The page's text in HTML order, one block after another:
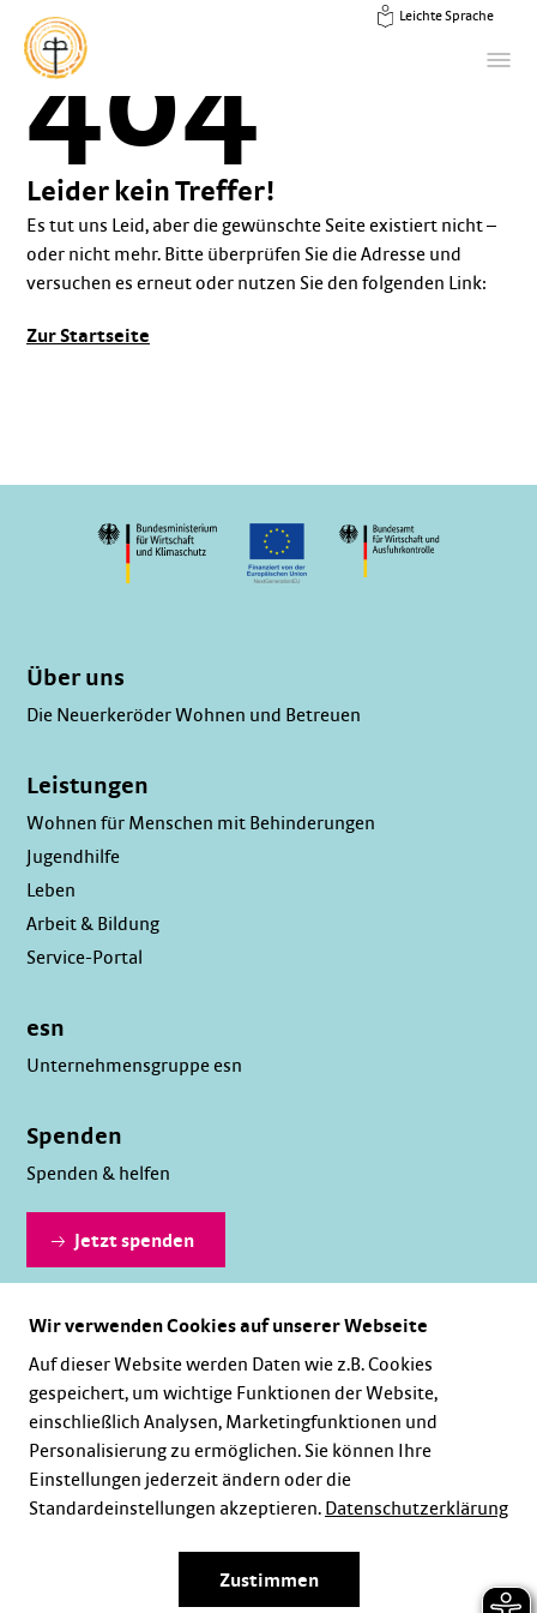
Leichte Sprache
404
Leider kein Treffer!
Es tut uns Leid, aber die gewünschte Seite existiert nicht –
oder nicht mehr. Bitte überprüfen Sie die Adresse und
versuchen es erneut oder nutzen Sie den folgenden Link:
Zur Startseite
Über uns
Die Neuerkeröder Wohnen und Betreuen
Leistungen
Wohnen für Menschen mit Behinderungen
Jugendhilfe
Leben
Arbeit & Bildung
Service-Portal
esn
Unternehmensgruppe esn
Spenden
Spenden & helfen
Jetzt spenden
Dauerhaft spenden
Impressum
Wir verwenden Cookies auf unserer Webseite
Auf dieser Website werden Daten wie z.B. Cookies
gespeichert, um wichtige Funktionen der Website,
einschließlich Analysen, Marketingfunktionen und
Personalisierung zu ermöglichen. Sie können Ihre
Einstellungen jederzeit ändern oder die
Standardeinstellungen akzeptieren. Datenschutzerklärung
Zustimmen